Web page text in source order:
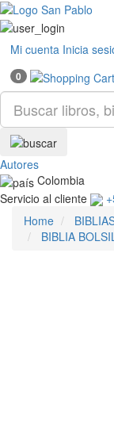
Mi cuenta Inicia
0
Autores
Colombia
Servicio al cliente
Home
BIBLIA